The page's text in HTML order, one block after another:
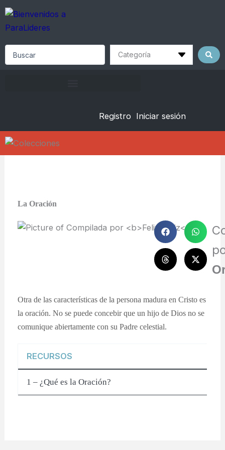
Skip
content
Registro Iniciar sesión
La Oración
Otra de las características de la persona madura en Cristo es
la oración. No se puede concebir que un hijo de Dios no se
comunique abiertamente con su Padre celestial.
RECURSOS
1 – ¿Qué es la Oración?